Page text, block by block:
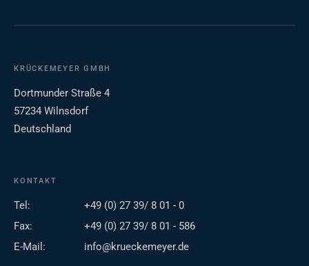
KRÜCKEMEYER GMBH
Dortmunder Straße 4
57234 Wilnsdorf
Deutschland
KONTAKT
Tel:
+49 (0) 27 39/ 8 01 - 0
Fax:
+49 (0) 27 39/ 8 01 - 586
E-Mail:
info@krueckemeyer.de